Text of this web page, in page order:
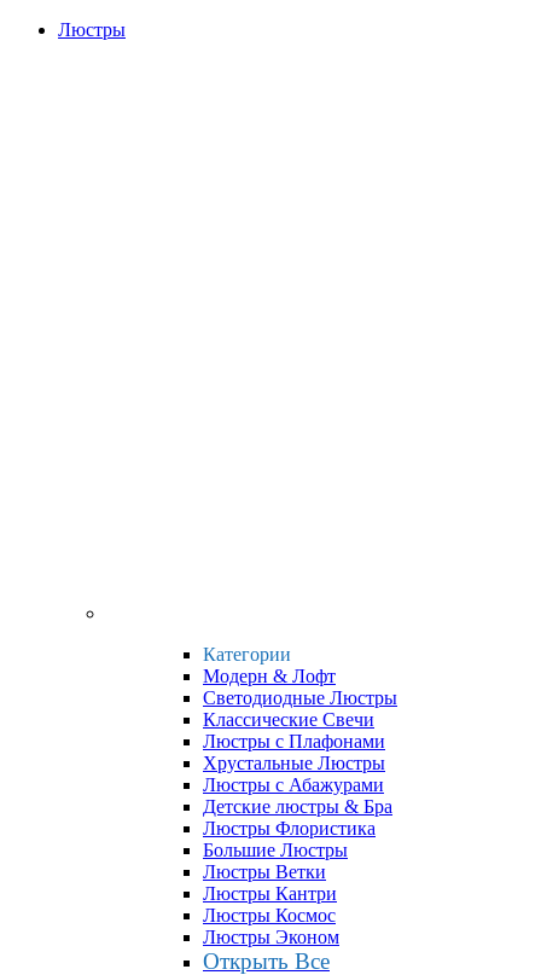
Люстры
Категории
Модерн & Лофт
Светодиодные Люстры
Классические Свечи
Люстры с Плафонами
Хрустальные Люстры
Люстры с Абажурами
Детские люстры & Бра
Люстры Флористика
Большие Люстры
Люстры Ветки
Люстры Кантри
Люстры Космос
Люстры Эконом
Открыть Все